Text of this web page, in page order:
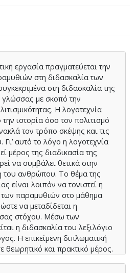
εργασία πραγματεύεται την
στη διδασκαλία των
στη διδασκαλία της
γλώσσας με σκοπό την
Η λογοτεχνία
την ιστορία όσο τον πολιτισμό
τον τρόπο σκέψης και τις
αυτό το λόγο η λογοτεχνία
μέρος της διαδικασία της
να συμβάλει θετικά στην
του ανθρώπου. Το θέμα της
είναι λοιπόν να τονιστεί η
των παραμυθιών στο μάθημα
να μεταδίδεται η
στόχου. Μέσω των
η διδασκαλία του λεξιλόγιο
Η επικείμενη διπλωματική
θεωρητικό και πρακτικό μέρος.